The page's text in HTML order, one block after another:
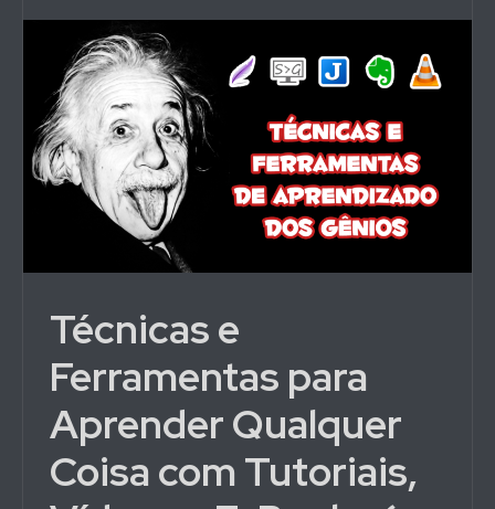
Técnicas e
Ferramentas para
Aprender Qualquer
Coisa com Tutoriais,